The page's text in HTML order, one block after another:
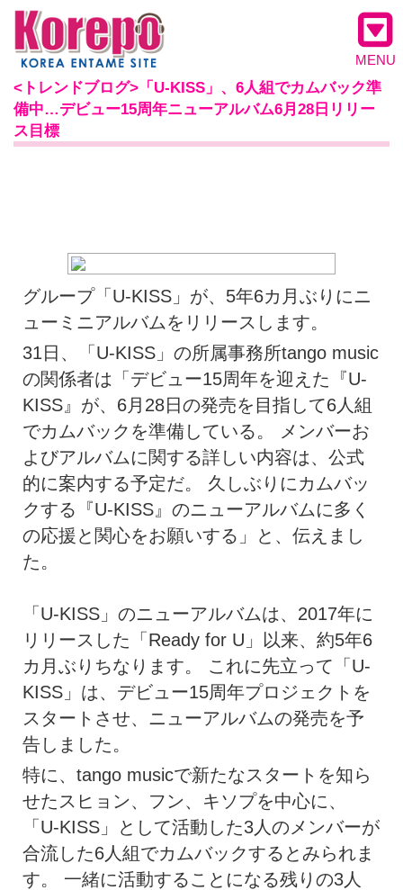
MENU
<トレンドブログ>「U-KISS」、6人組でカムバック準
備中…デビュー15周年ニューアルバム6月28日リリー
ス目標
グループ「U-KISS」が、5年6カ月ぶりにニ
ューミニアルバムをリリースします。
31日、「U-KISS」の所属事務所tango music
の関係者は「デビュー15周年を迎えた『U-
KISS』が、6月28日の発売を目指して6人組
でカムバックを準備している。 メンバーお
よびアルバムに関する詳しい内容は、公式
的に案内する予定だ。 久しぶりにカムバッ
クする『U-KISS』のニューアルバムに多く
の応援と関心をお願いする」と、伝えまし
た。
「U-KISS」のニューアルバムは、2017年に
リリースした「Ready for U」以来、約5年6
カ月ぶりちなります。 これに先立って「U-
KISS」は、デビュー15周年プロジェクトを
スタートさせ、ニューアルバムの発売を予
告しました。
特に、tango musicで新たなスタートを知ら
せたスヒョン、フン、キソプを中心に、
「U-KISS」として活動した3人のメンバーが
合流した6人組でカムバックするとみられま
す。 一緒に活動することになる残りの3人